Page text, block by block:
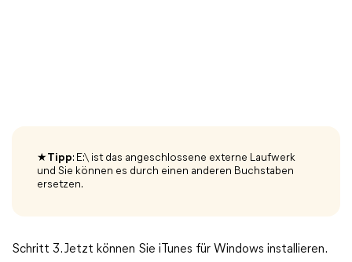
★Tipp: E:\ ist das angeschlossene externe Laufwerk
und Sie können es durch einen anderen Buchstaben
ersetzen.
Schritt 3. Jetzt können Sie iTunes für Windows installieren.